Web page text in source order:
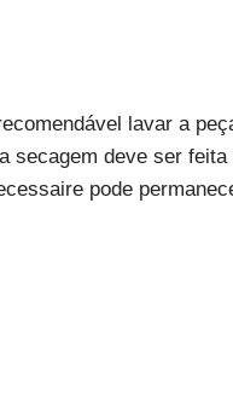
lavar a
secagem deve ser feita
pode